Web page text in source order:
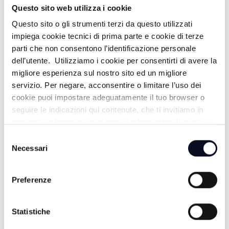
Questo sito web utilizza i cookie
Questo sito o gli strumenti terzi da questo utilizzati
impiega cookie tecnici di prima parte e cookie di terze
parti che non consentono l’identificazione personale
dell’utente. Utilizziamo i cookie per consentirti di avere la
migliore esperienza sul nostro sito ed un migliore
servizio. Per negare, acconsentire o limitare l’uso dei
cookie puoi impostare adeguatamente il tuo browser o
seguire le indicazioni qui contenute, che ti invitiamo in
delNecessari
Preferenze
Statistiche
ALTRE NOTIZIE TUTTE LE NOTIZIE
7 AGOSTO 2026
chiedono proroga concessione | VIDEO